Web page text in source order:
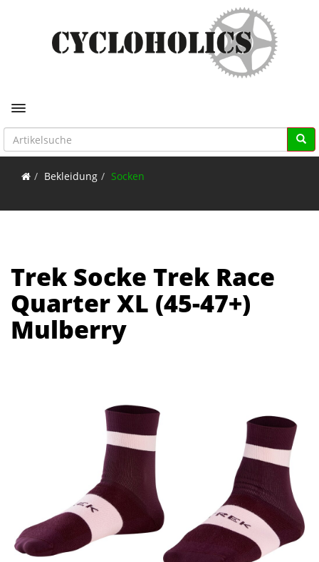
Toggle navigation
Bekleidung Socken
Trek Socke Trek Race
Quarter XL (45-47+)
Mulberry